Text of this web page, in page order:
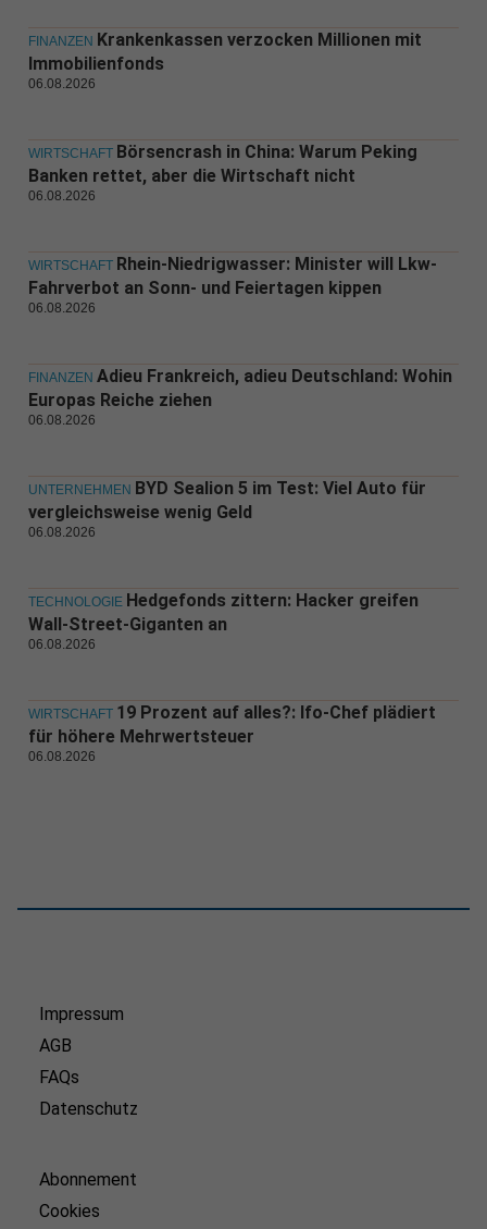
FINANZEN Krankenkassen verzocken Millionen mit
Immobilienfonds
06.08.2026
WIRTSCHAFT Börsencrash in China: Warum Peking
Banken rettet, aber die Wirtschaft nicht
06.08.2026
WIRTSCHAFT Rhein-Niedrigwasser: Minister will Lkw-
Fahrverbot an Sonn- und Feiertagen kippen
06.08.2026
FINANZEN Adieu Frankreich, adieu Deutschland: Wohin
Europas Reiche ziehen
06.08.2026
UNTERNEHMEN BYD Sealion 5 im Test: Viel Auto für
vergleichsweise wenig Geld
06.08.2026
TECHNOLOGIE Hedgefonds zittern: Hacker greifen
Wall-Street-Giganten an
06.08.2026
WIRTSCHAFT 19 Prozent auf alles?: Ifo-Chef plädiert
für höhere Mehrwertsteuer
06.08.2026
Impressum
AGB
FAQs
Datenschutz
Abonnement
Cookies